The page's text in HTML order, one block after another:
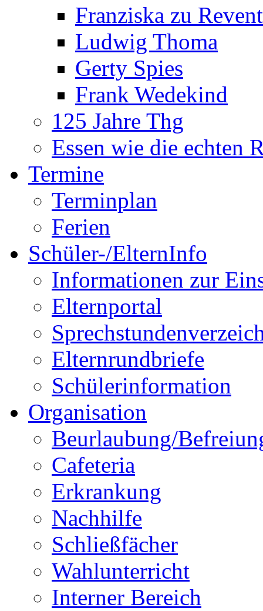
Franziska zu
Ludwig Thoma
Gerty Spies
Frank Wedekind
125 Jahre Thg
Essen wie die echten
Termine
Terminplan
Ferien
Schüler-/ElternInfo
Informationen zur
Elternportal
Elternrundbriefe
Schülerinformation
Organisation
Beurlaubung/
Cafeteria
Erkrankung
Nachhilfe
Schließfächer
Wahlunterricht
Interner Bereich